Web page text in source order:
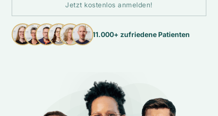
Jetzt kostenlos anmelden!
11.000+ zufriedene Patienten